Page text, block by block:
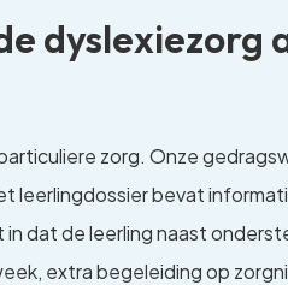
dyslexiezorg
zorg. Onze
leerlingdossier bevat
dat de leerling naast
extra begeleiding op